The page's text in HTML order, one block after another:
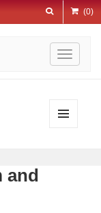
(0)
and